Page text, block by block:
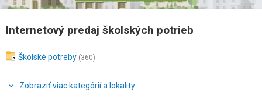
Internetový predaj školských potrieb
Školské potreby (360)
Zobraziť viac kategórií a lokality